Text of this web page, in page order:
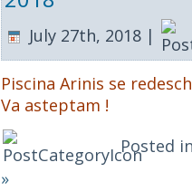
July 27th, 2018 |
Piscina Arinis se
Va asteptam !
Posted
»